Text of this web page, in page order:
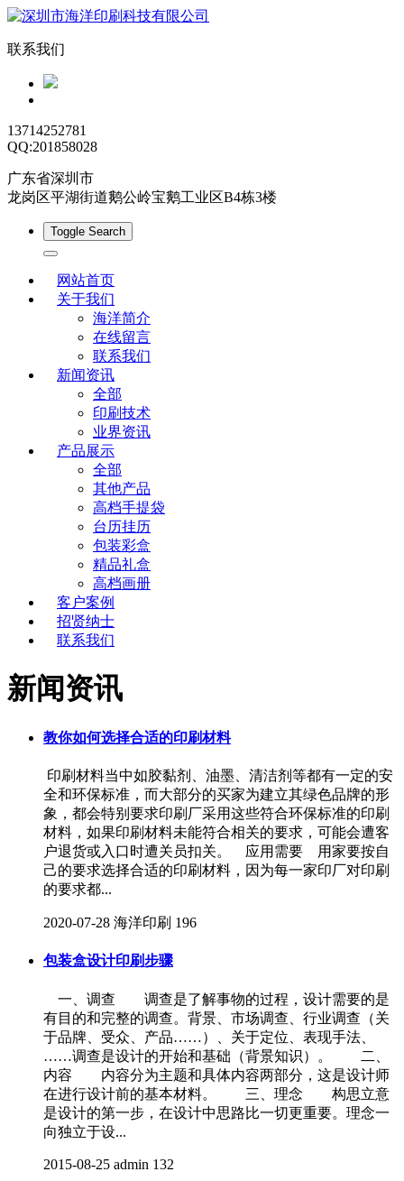
联系我们
13714252781
QQ:201858028
广东省深圳市
龙岗区平湖街道鹅公岭宝鹅工业区B4栋3楼
Toggle Search
网站首页
关于我们
海洋简介
在线留言
联系我们
新闻资讯
全部
印刷技术
业界资讯
产品展示
全部
其他产品
高档手提袋
台历挂历
包装彩盒
精品礼盒
高档画册
客户案例
招贤纳士
联系我们
新闻资讯
教你如何选择合适的印刷材料
印刷材料当中如胶黏剂、油墨、清洁剂等都有一定的安
全和环保标准，而大部分的买家为建立其绿色品牌的形
象，都会特别要求印刷厂采用这些符合环保标准的印刷
材料，如果印刷材料未能符合相关的要求，可能会遭客
户退货或入口时遭关员扣关。 应用需要 用家要按自
己的要求选择合适的印刷材料，因为每一家印厂对印刷
的要求都...
2020-07-28 海洋印刷 196
包装盒设计印刷步骤
一、调查 调查是了解事物的过程，设计需要的是
有目的和完整的调查。背景、市场调查、行业调查（关
于品牌、受众、产品……）、关于定位、表现手法、
……调查是设计的开始和基础（背景知识）。 二、
内容 内容分为主题和具体内容两部分，这是设计师
在进行设计前的基本材料。 三、理念 构思立意
是设计的第一步，在设计中思路比一切更重要。理念一
向独立于设...
2015-08-25 admin 132